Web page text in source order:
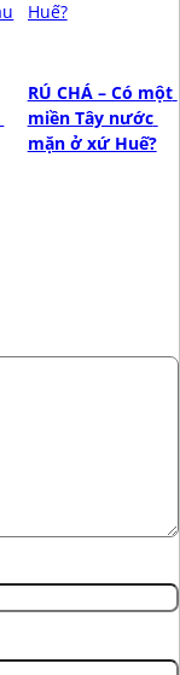
RÚ CHÁ – Có một
miền Tây nước
mặn ở xứ Huế?